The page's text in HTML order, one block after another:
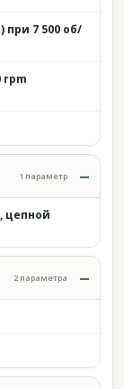
при 7 500 об/
rpm
1 параметр
цепной
2 параметра